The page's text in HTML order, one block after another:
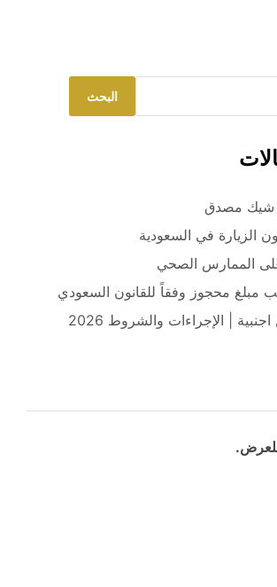
البحث
شيك مصدق
الزيارة في السعودية
على الممارس الصحي
محجوز وفقاً للقانون السعودي
| الإجراءات والشروط 2026
للعرض.